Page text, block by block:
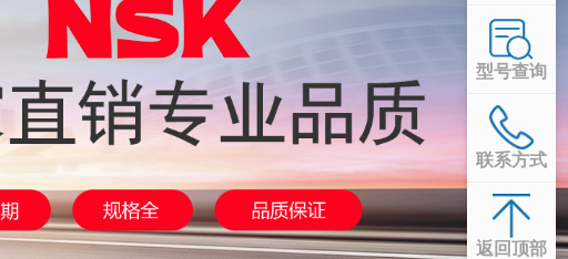
型号查询
联系方式
返回顶部